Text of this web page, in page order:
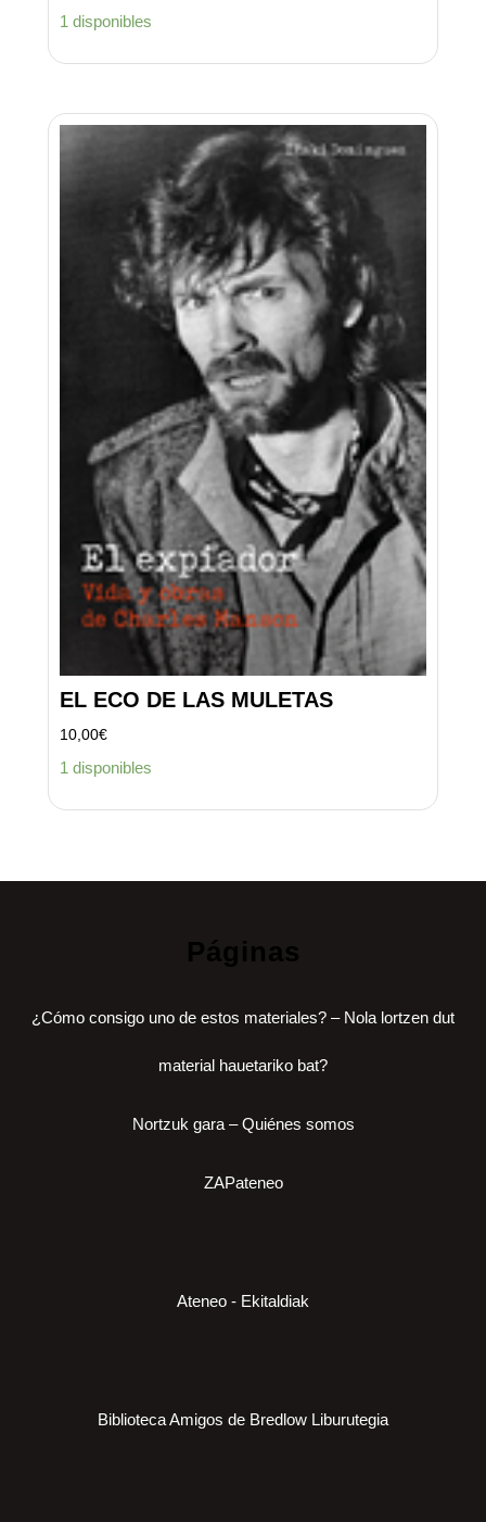
1 disponibles
EL ECO DE LAS MULETAS
10,00€
1 disponibles
Páginas
¿Cómo consigo uno de estos materiales? – Nola lortzen dut
material hauetariko bat?
Nortzuk gara – Quiénes somos
ZAPateneo
Ateneo - Ekitaldiak
Biblioteca Amigos de Bredlow Liburutegia